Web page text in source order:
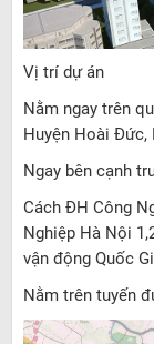
Vị trí dự án
Nằm ngay trên
Huyện Hoài Đức,
Ngay bên cạnh
Cách ĐH Công
Nghiệp Hà Nội
vận động Quốc
Nằm trên tuyến